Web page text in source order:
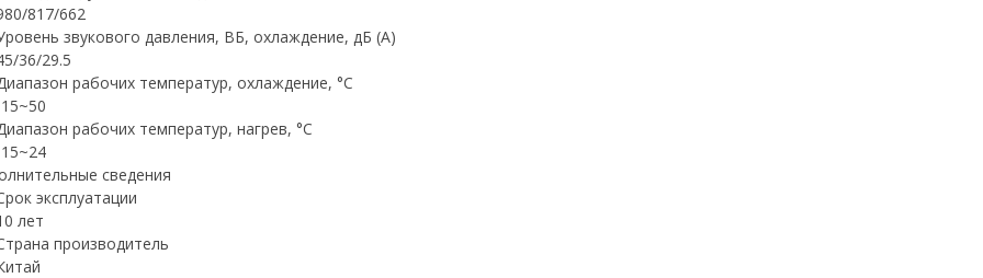
817/662
звукового давления, ВБ, охлаждение, дБ (А)
36/29.5
рабочих температур, охлаждение, °C
рабочих температур, нагрев, °C
сведения
эксплуатации
лет
производитель